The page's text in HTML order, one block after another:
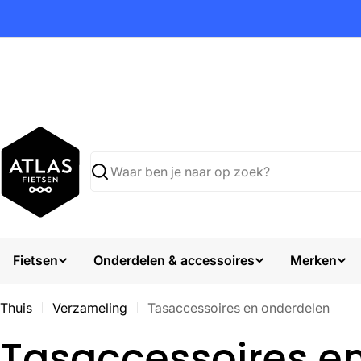
Zoekopdracht
Fietsen Onderdelen & accessoires Merken
Thuis Verzameling Tasaccessoires en onderdelen